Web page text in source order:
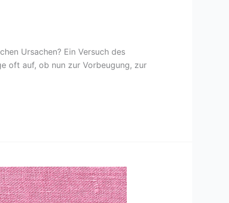
Ursachen? Ein Versuch des
oft auf, ob nun zur Vorbeugung, zur